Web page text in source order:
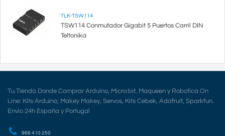
TLK-TSW114
TSW114 Conmutador Gigabit 5 Puertos Carril DIN
Teltonika
Tu Tienda Donde Comprar Arduino, Micro:bit, Maqueen y Robotica On
Line: Kits Arduino, Makey Makey, Servos, Kits Cebek, Adafruit, Sparkfun.
Envio 24h España y Portugal
966 410 250